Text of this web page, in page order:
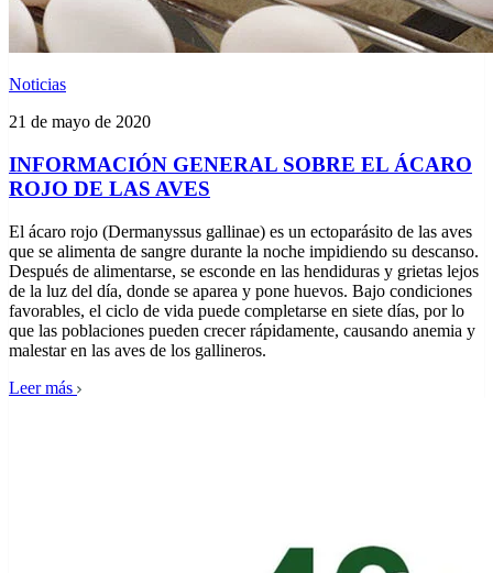
Noticias
21 de mayo de 2020
INFORMACIÓN GENERAL SOBRE EL ÁCARO
ROJO DE LAS AVES
El ácaro rojo (Dermanyssus gallinae) es un ectoparásito de las aves
que se alimenta de sangre durante la noche impidiendo su descanso.
Después de alimentarse, se esconde en las hendiduras y grietas lejos
de la luz del día, donde se aparea y pone huevos. Bajo condiciones
favorables, el ciclo de vida puede completarse en siete días, por lo
que las poblaciones pueden crecer rápidamente, causando anemia y
malestar en las aves de los gallineros.
Leer más